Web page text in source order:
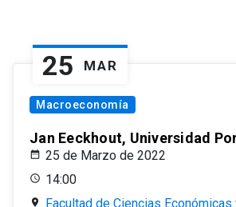
25 MAR
Macroeconomía
Jan Eeckhout, Universidad
25 de Marzo de 2022
14:00
Facultad de Ciencias Económicas